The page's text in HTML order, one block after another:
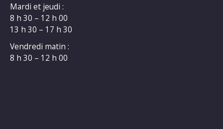
Mardi et jeudi :
8 h 30 – 12 h 00
13 h 30 – 17 h 30
Vendredi matin :
8 h 30 – 12 h 00